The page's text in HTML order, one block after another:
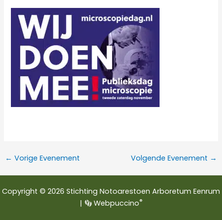
← Vorige Evenement Volgende Evenement →
Copyright © 2026 Stichting Notoarestoen Arboretum Eenrum
|
Webpuccino®